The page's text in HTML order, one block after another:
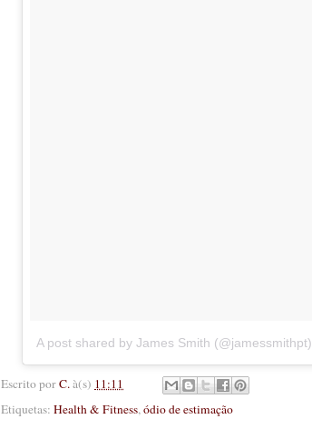
A post shared by James Smith (@jamessmithpt)
Escrito porC.à(s) 11:11
Etiquetas: Health & Fitness,ódio de estimação